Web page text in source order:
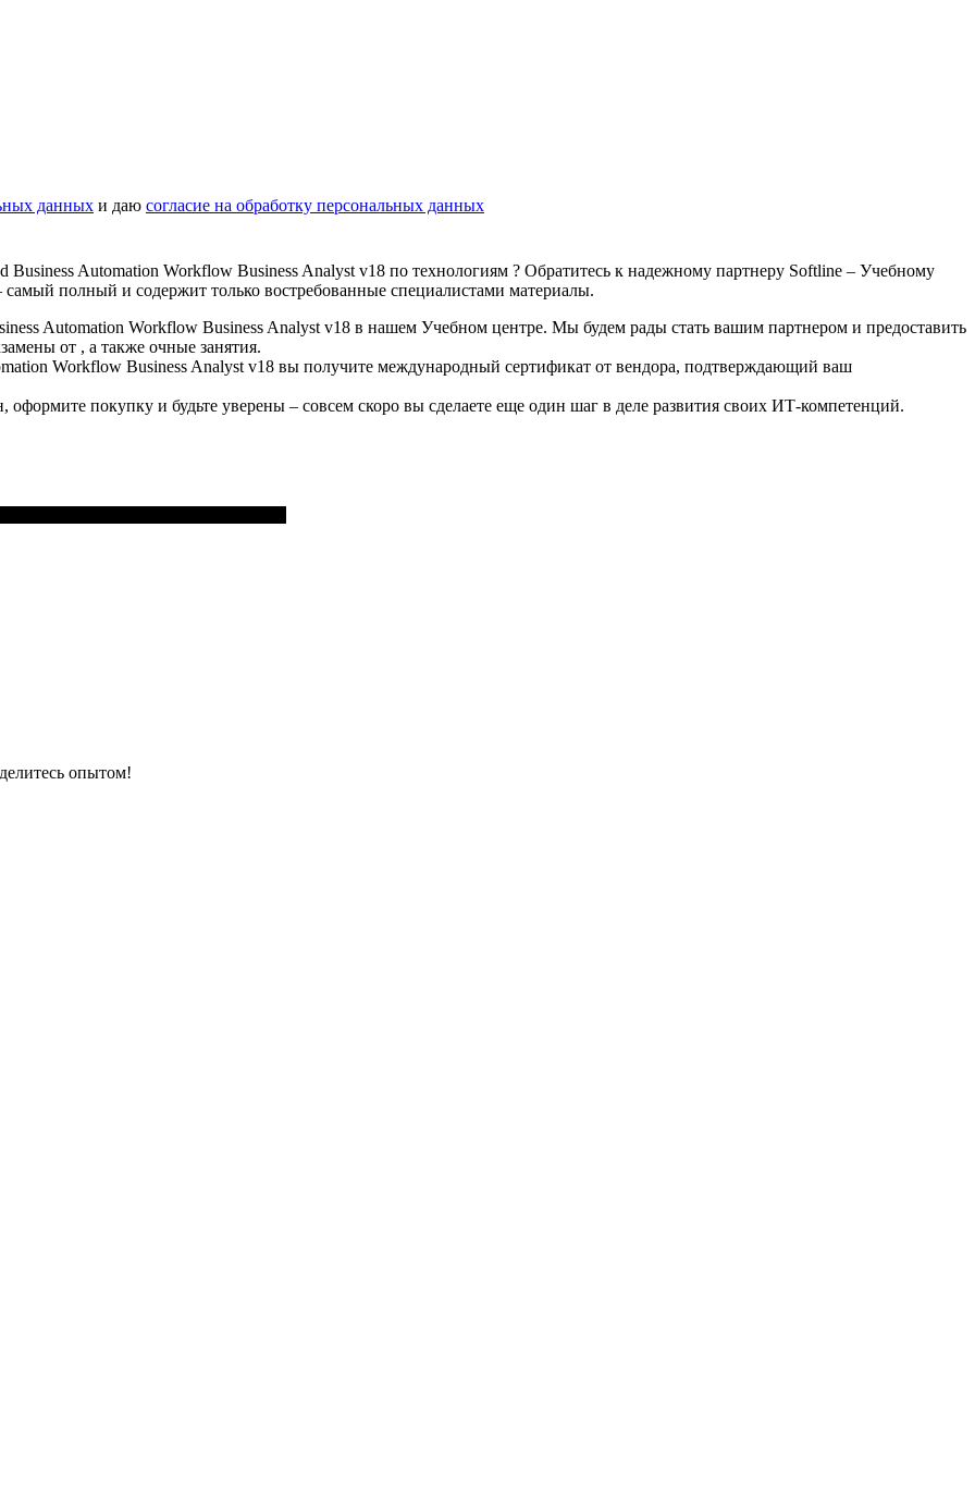
данных и даю согласие на обработку персональных данных
Automation Workflow Business Analyst v18 по технологиям ? Обратитесь к надежному партнеру Softline – Учебному
полный и содержит только востребованные специалистами материалы.
Automation Workflow Business Analyst v18 в нашем Учебном центре. Мы будем рады стать вашим партнером и предоставить
от , а также очные занятия.
Workflow Business Analyst v18 вы получите международный сертификат от вендора, подтверждающий ваш
покупку и будьте уверены – совсем скоро вы сделаете еще один шаг в деле развития своих ИТ-компетенций.
опытом!